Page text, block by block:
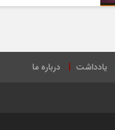
یادداشت درباره ما